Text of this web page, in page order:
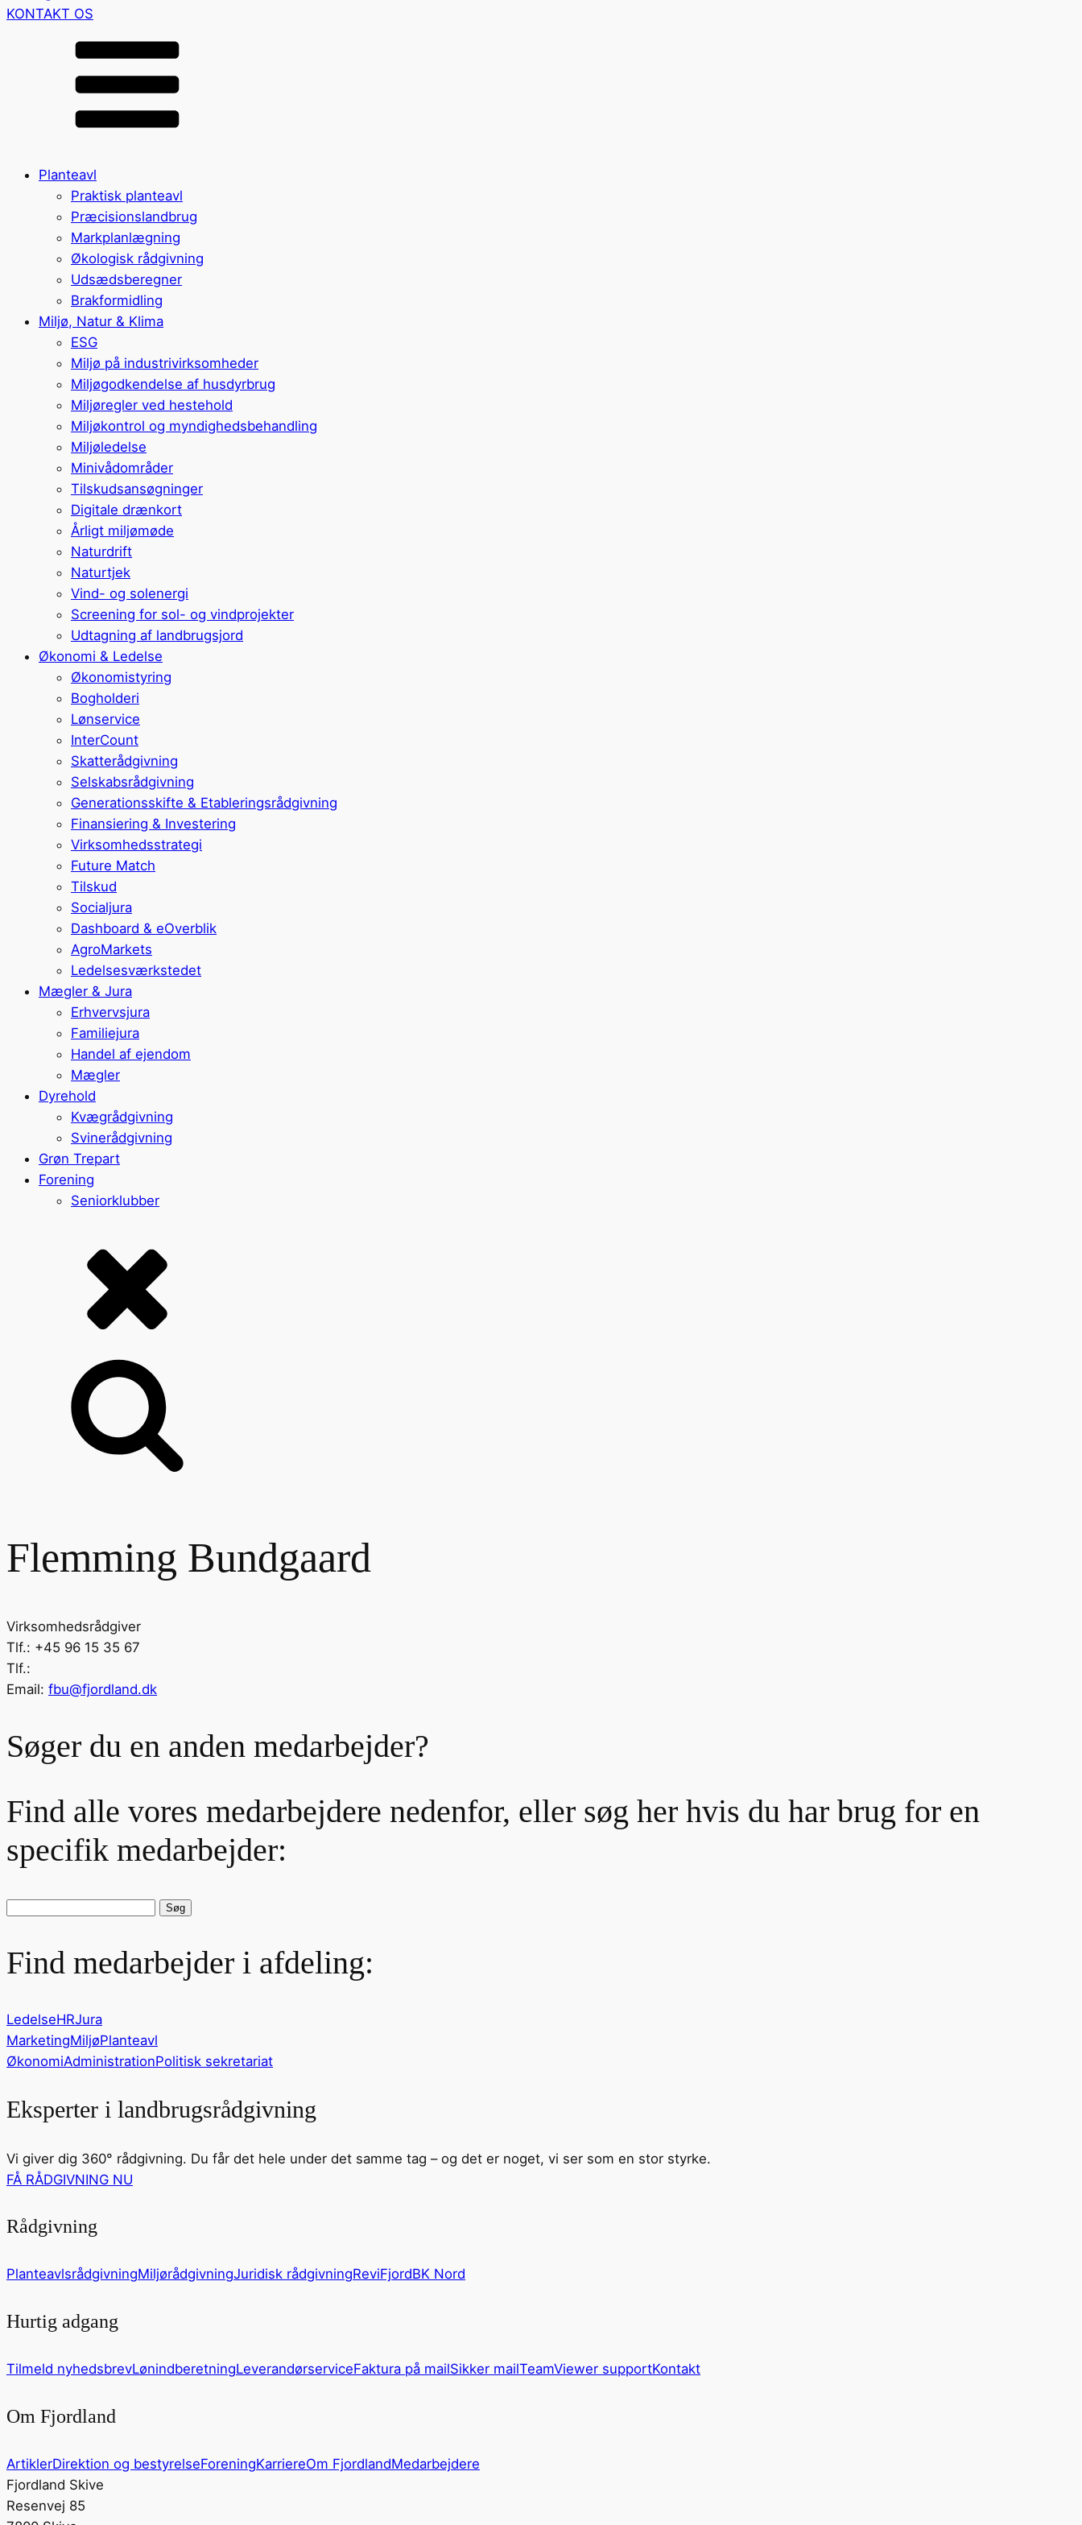
KONTAKT OS
Planteavl
Praktisk planteavl
Præcisionslandbrug
Markplanlægning
Økologisk rådgivning
Udsædsberegner
Brakformidling
Miljø, Natur & Klima
ESG
Miljø på industrivirksomheder
Miljøgodkendelse af husdyrbrug
Miljøregler ved hestehold
Miljøkontrol og myndighedsbehandling
Miljøledelse
Minivådområder
Tilskudsansøgninger
Digitale drænkort
Årligt miljømøde
Naturdrift
Naturtjek
Vind- og solenergi
Screening for sol- og vindprojekter
Udtagning af landbrugsjord
Økonomi & Ledelse
Økonomistyring
Bogholderi
Lønservice
InterCount
Skatterådgivning
Selskabsrådgivning
Generationsskifte & Etableringsrådgivning
Finansiering & Investering
Virksomhedsstrategi
Future Match
Tilskud
Socialjura
Dashboard & eOverblik
AgroMarkets
Ledelsesværkstedet
Mægler & Jura
Erhvervsjura
Familiejura
Handel af ejendom
Mægler
Dyrehold
Kvægrådgivning
Svinerådgivning
Grøn Trepart
Forening
Seniorklubber
Flemming Bundgaard
Virksomhedsrådgiver
Tlf.: +45 96 15 35 67
Tlf.:
Email: fbu@fjordland.dk
Søger du en anden medarbejder?
Find alle vores medarbejdere nedenfor, eller søg her hvis du har brug for en
specifik medarbejder:
medarbejder:
Find medarbejder i afdeling:
LedelseHRJura
MarketingMiljøPlanteavl
ØkonomiAdministrationPolitisk sekretariat
Eksperter i landbrugsrådgivning
Vi giver dig 360° rådgivning. Du får det hele under det samme tag – og det er noget, vi ser som en stor styrke.
FÅ RÅDGIVNING NU
Rådgivning
PlanteavlsrådgivningMiljørådgivningJuridisk rådgivningReviFjordBK Nord
Hurtig adgang
Tilmeld nyhedsbrevLønindberetningLeverandørserviceFaktura på mailSikker mailTeamViewer supportKontakt
Om Fjordland
ArtiklerDirektion og bestyrelseForeningKarriereOm FjordlandMedarbejdere
Fjordland Skive
Resenvej 85